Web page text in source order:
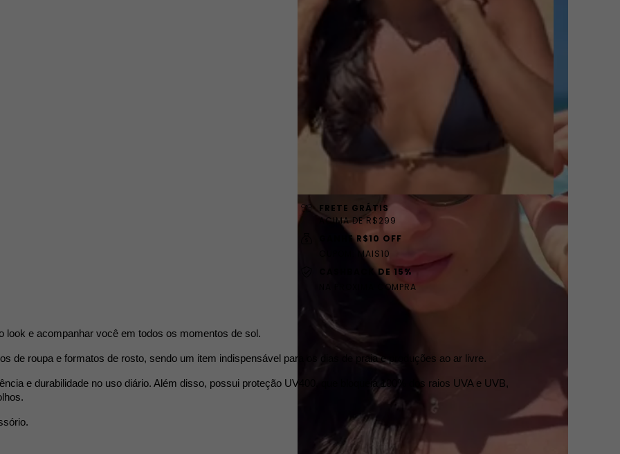
FRETE GRÁTIS
ACIMA DE R$299
GANHE R$10 OFF
CUPOM: MAIS10
CASHBACK DE 15%
NA PROXIMA COMPRA
look e acompanhar você em todos os momentos de sol.
de roupa e formatos de rosto, sendo um item indispensável para os dias de praia e produções ao ar livre.
e durabilidade no uso diário. Além disso, possui proteção UV400, que bloqueia 100% dos raios UVA e UVB,